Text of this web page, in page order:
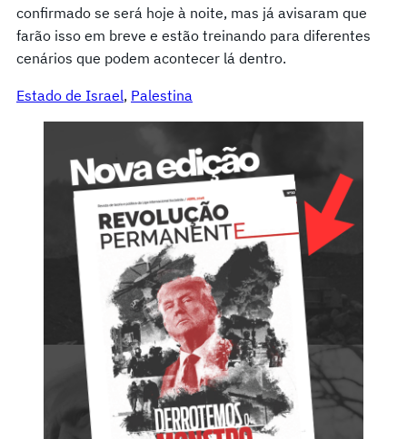
confirmado se será hoje à noite, mas já avisaram que
farão isso em breve e estão treinando para diferentes
cenários que podem acontecer lá dentro.
Estado de Israel, Palestina